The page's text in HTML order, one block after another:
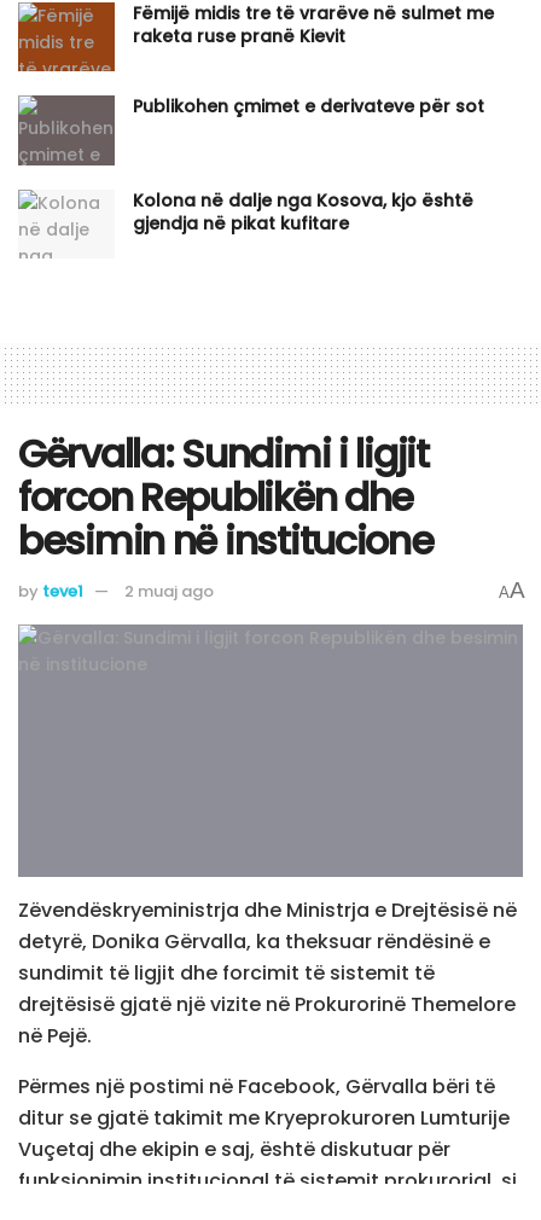
Fëmijë midis tre të vrarëve në sulmet me
raketa ruse pranë Kievit
Publikohen çmimet e derivateve për sot
Kolona në dalje nga Kosova, kjo është
gjendja në pikat kufitare
Gërvalla: Sundimi i ligjit
forcon Republikën dhe
besimin në institucione
by teve1 2 muaj ago AA
Zëvendëskryeministrja dhe Ministrja e Drejtësisë në
detyrë, Donika Gërvalla, ka theksuar rëndësinë e
sundimit të ligjit dhe forcimit të sistemit të
drejtësisë gjatë një vizite në Prokurorinë Themelore
në Pejë.
Përmes një postimi në Facebook, Gërvalla bëri të
ditur se gjatë takimit me Kryeprokuroren Lumturije
Vuçetaj dhe ekipin e saj, është diskutuar për
funksionimin institucional të sistemit prokurorial, si